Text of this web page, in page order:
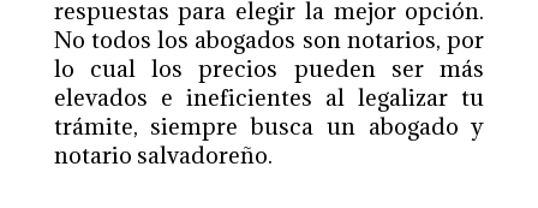
respuestas para elegir la mejor opción.
No todos los abogados son notarios, por
lo cual los precios pueden ser más
elevados e ineficientes al legalizar tu
trámite, siempre busca un abogado y
notario salvadoreño.